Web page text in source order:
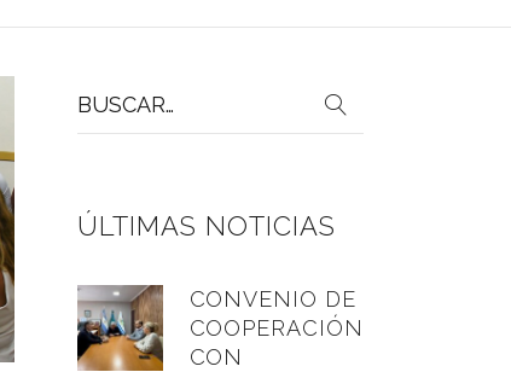
por:
ÚLTIMAS NOTICIAS
CONVENIO DE
COOPERACIÓN
CON